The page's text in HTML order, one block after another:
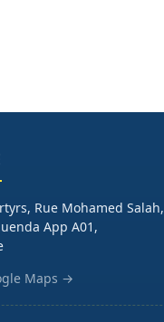
Rue Mohamed Salah,
App A01,
Maps →